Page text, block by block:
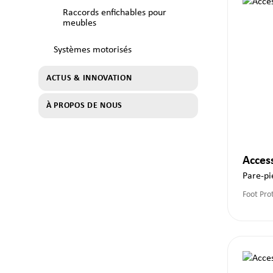
Raccords enfichables pour
meubles
Systèmes motorisés
ACTUS & INNOVATION
À PROPOS DE NOUS
Pare-
Foot